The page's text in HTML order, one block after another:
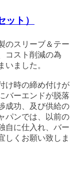
ト）
のスリーブ＆テー
コスト削減の為
いました。
け時の締め付けが
バーエンドが脱落
成功、及び供給の
パンでは、以前の
自に仕入れ、バー
しくお願い致しま